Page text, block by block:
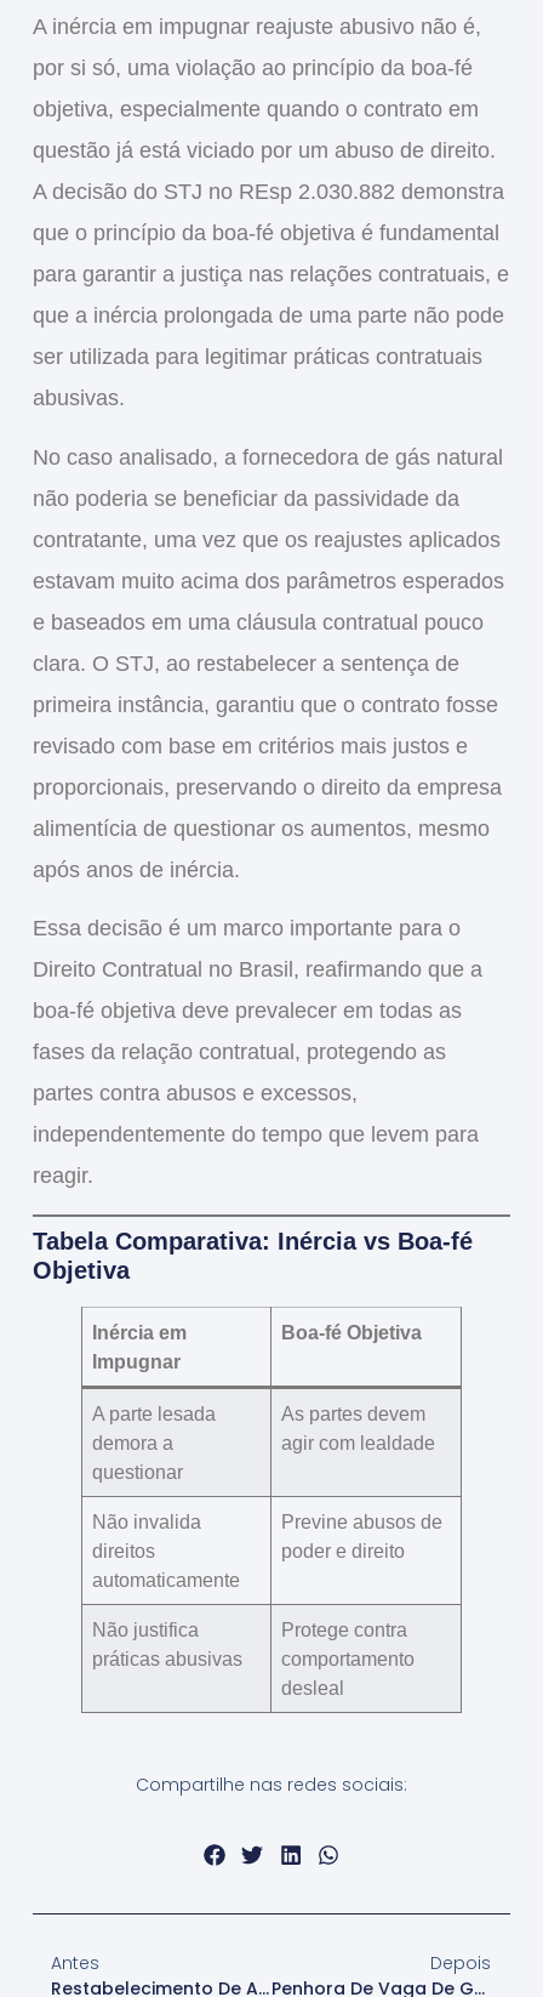
A inércia em impugnar reajuste abusivonão é,
por si só, uma violação ao princípio da boa-fé
objetiva, especialmente quando o contrato em
questão já está viciado por um abuso de direito.
A decisão do STJ no REsp 2.030.882 demonstra
que o princípio da boa-fé objetiva é fundamental
para garantir a justiça nas relações contratuais, e
que a inércia prolongada de uma parte não pode
ser utilizada para legitimar práticas contratuais
abusivas.
No caso analisado, a fornecedora de gás natural
não poderia se beneficiar da passividade da
contratante, uma vez que os reajustes aplicados
estavam muito acima dos parâmetros esperados
e baseados em uma cláusula contratual pouco
clara. O STJ, ao restabelecer a sentença de
primeira instância, garantiu que o contrato fosse
revisado com base em critérios mais justos e
proporcionais, preservando o direito da empresa
alimentícia de questionar os aumentos, mesmo
após anos de inércia.
Essa decisão é um marco importante para o
Direito Contratual no Brasil, reafirmando que a
boa-fé objetiva deve prevalecer em todas as
fases da relação contratual, protegendo as
partes contra abusos e excessos,
independentemente do tempo que levem para
reagir.
Tabela Comparativa: Inércia vs Boa-fé
Objetiva
Inércia em
Impugnar
Boa-fé Objetiva
A parte lesada
demora a
questionar
As partes devem
agir com lealdade
Não invalida
direitos
automaticamente
Previne abusos de
poder e direito
Não justifica
práticas abusivas
Protege contra
comportamento
desleal
Compartilhe nas redes sociais:
Antes
Restabelecimento De Alíquotas Do PIS/Pasep E Cofins: Decisão Do STF
Depois
Penhora De Vaga De Garagem: STJ Reafirma Restrição À Venda Para Não Condôminos Sem Autorização